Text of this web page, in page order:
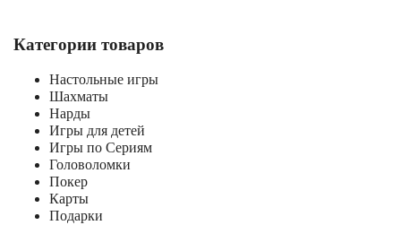
Категории товаров
Настольные игры
Шахматы
Нарды
Игры для детей
Игры по Сериям
Головоломки
Покер
Карты
Подарки